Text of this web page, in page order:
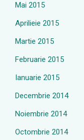
Mai 2015
Aprilieie 2015
Martie 2015
Februarie 2015
Ianuarie 2015
Decembrie 2014
Noiembrie 2014
Octombrie 2014